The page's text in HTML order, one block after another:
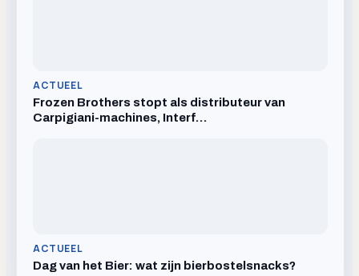
ACTUEEL
Frozen Brothers stopt als distributeur van
Carpigiani-machines, Interf…
ACTUEEL
Dag van het Bier: wat zijn bierbostelsnacks?